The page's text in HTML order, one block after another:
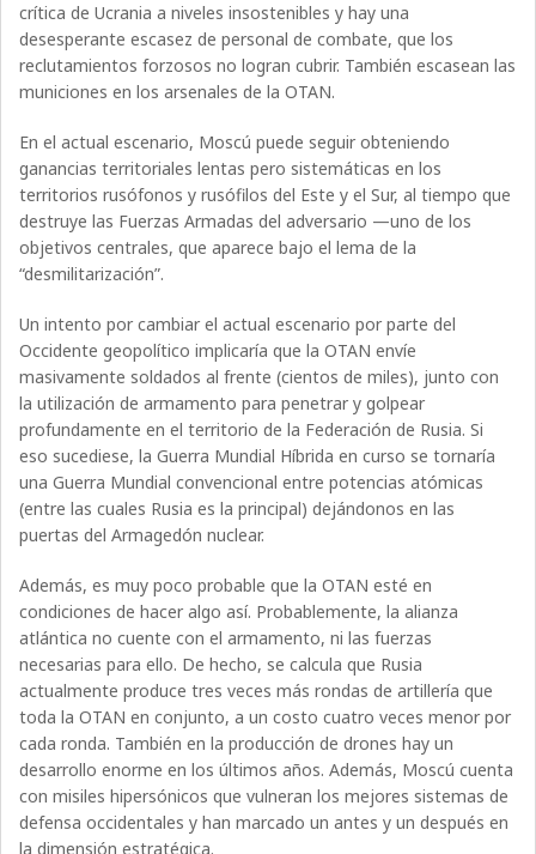
crítica de Ucrania a niveles insostenibles y hay una
desesperante escasez de personal de combate, que los
reclutamientos forzosos no logran cubrir. También escasean las
municiones en los arsenales de la OTAN.
En el actual escenario, Moscú puede seguir obteniendo
ganancias territoriales lentas pero sistemáticas en los
territorios rusófonos y rusófilos del Este y el Sur, al tiempo que
destruye las Fuerzas Armadas del adversario —uno de los
objetivos centrales, que aparece bajo el lema de la
“desmilitarización”.
Un intento por cambiar el actual escenario por parte del
Occidente geopolítico implicaría que la OTAN envíe
masivamente soldados al frente (cientos de miles), junto con
la utilización de armamento para penetrar y golpear
profundamente en el territorio de la Federación de Rusia. Si
eso sucediese, la Guerra Mundial Híbrida en curso se tornaría
una Guerra Mundial convencional entre potencias atómicas
(entre las cuales Rusia es la principal) dejándonos en las
puertas del Armagedón nuclear.
Además, es muy poco probable que la OTAN esté en
condiciones de hacer algo así. Probablemente, la alianza
atlántica no cuente con el armamento, ni las fuerzas
necesarias para ello. De hecho, se calcula que Rusia
actualmente produce tres veces más rondas de artillería que
toda la OTAN en conjunto, a un costo cuatro veces menor por
cada ronda. También en la producción de drones hay un
desarrollo enorme en los últimos años. Además, Moscú cuenta
con misiles hipersónicos que vulneran los mejores sistemas de
defensa occidentales y han marcado un antes y un después en
la dimensión estratégica.